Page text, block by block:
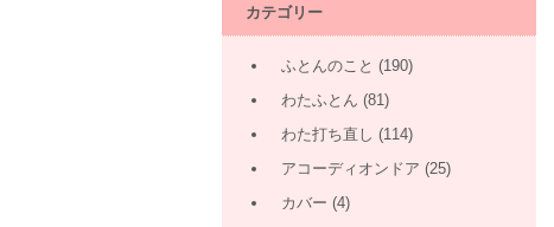
カテゴリー
ふとんのこと (190)
わたふとん (81)
わた打ち直し (114)
アコーディオンドア (25)
カバー (4)